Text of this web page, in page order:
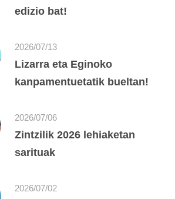
edizio bat!
2026/07/13
Lizarra eta Eginoko
kanpamentuetatik bueltan!
2026/07/06
Zintzilik 2026 lehiaketan
sarituak
2026/07/02